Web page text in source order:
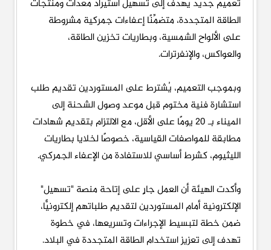
تعميم جديد يهدف إلى تسهيل استيراد معدات ومنتجات
الطاقة المتجددة، متضمِّنًا إعفاءات جمركية مشروطة
على الألواح الشمسية، وبطاريات تخزين الطاقة،
والعواكس، والإنفرترات.
وبموجب التعميم، يُشترط على المستوردين تقديم طلب
استشارة فنية مختوم قبل موعد وصول الشحنة إلى
الميناء بـ 20 يومًا على الأقل، مع الالتزام بتقديم شهادات
مطابقة للمواصفات القياسية، خصوصًا لخلايا بطاريات
الليثيوم، كشرط أساسي للاستفادة من الإعفاء الجمركي.
وأكدت الهيئة أن العمل جارٍ على إتاحة منصة "تسهيل"
الإلكترونية أمام المستوردين لتقديم طلباتهم إلكترونيًّا،
ضمن خطة لتبسيط الإجراءات وتسريعها، في خطوة
تهدف إلى تعزيز استخدام الطاقة المتجددة في البلاد.